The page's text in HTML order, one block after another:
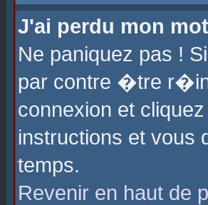
J'ai perdu mon
Ne paniquez pas !
par contre �tre
connexion et
instructions et vous
temps.
Revenir en haut de